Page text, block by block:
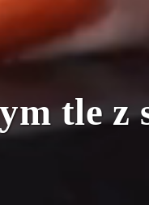
tle z